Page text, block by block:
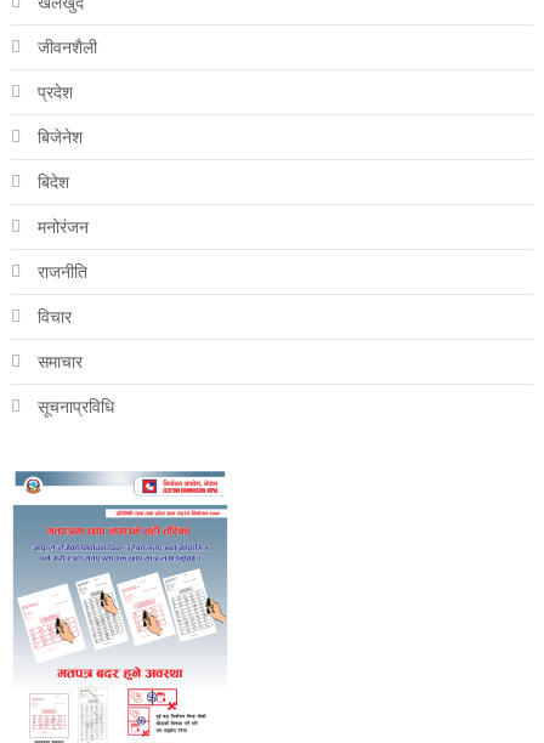
जीवनशैली
प्रदेश
बिजेनेश
बिदेश
मनोरंजन
राजनीति
विचार
समाचार
सूचनाप्रविधि